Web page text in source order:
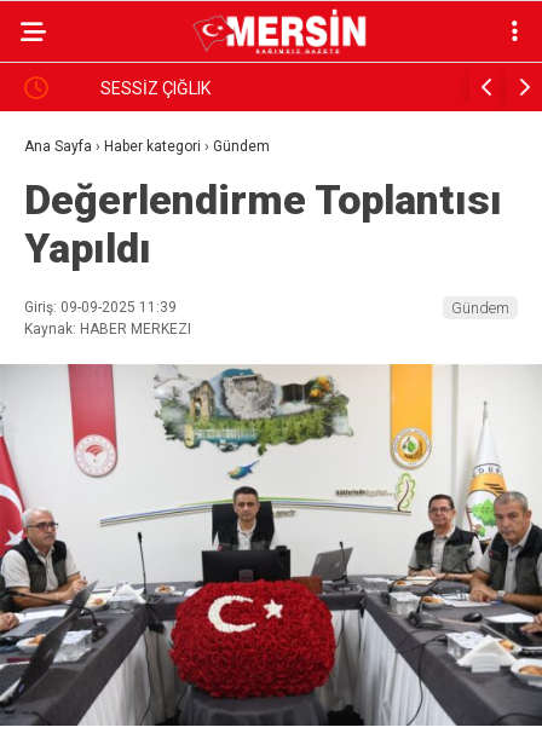
SESSİZ ÇIĞLIK
Ana Sayfa › Haber kategori › Gündem
Değerlendirme Toplantısı
Yapıldı
Giriş: 09-09-2025 11:39
Kaynak: HABER MERKEZI
Gündem